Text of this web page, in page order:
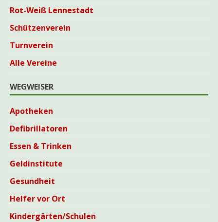
Rot-Weiß Lennestadt
Schützenverein
Turnverein
Alle Vereine
WEGWEISER
Apotheken
Defibrillatoren
Essen & Trinken
Geldinstitute
Gesundheit
Helfer vor Ort
Kindergärten/Schulen